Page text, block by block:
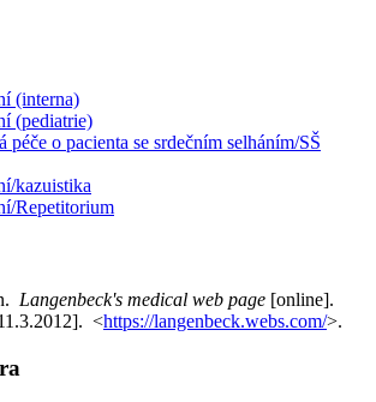
(interna)
(pediatrie)
péče o pacienta se srdečním selháním/SŠ
kazuistika
Repetitorium
Langenbeck's medical web page [online].
<https://langenbeck.webs.com/>.